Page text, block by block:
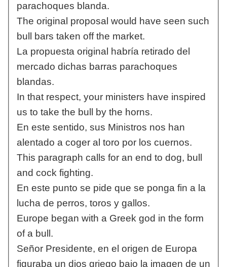
parachoques blanda.
The original proposal would have seen such
bull bars taken off the market.
La propuesta original habría retirado del
mercado dichas barras parachoques
blandas.
In that respect, your ministers have inspired
us to take the bull by the horns.
En este sentido, sus Ministros nos han
alentado a coger al toro por los cuernos.
This paragraph calls for an end to dog, bull
and cock fighting.
En este punto se pide que se ponga fin a la
lucha de perros, toros y gallos.
Europe began with a Greek god in the form
of a bull.
Señor Presidente, en el origen de Europa
figuraba un dios griego bajo la imagen de un